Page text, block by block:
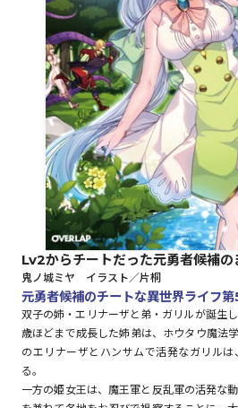
オーバーラップノベ
ロサージュノベル
コミックガルド
コミッククリエ
Lv2からチートだった元勇者候補
鬼ノ城ミヤ イラスト／片桐
元勇者候補のチートな異世界ライフ第
双子の姉・エリナーザと弟・ガリルが誕生
歳ほどまで成長した姉弟は、ホウタウ魔法
のエリナーザとハンサムで活発なガリル
る。
一方の姫女王は、魔王軍と反乱軍の活発な